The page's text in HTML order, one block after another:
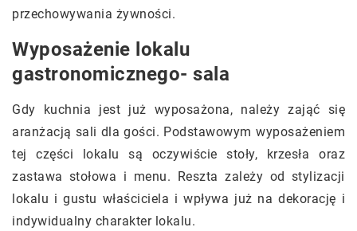
przechowywania żywności.
Wyposażenie lokalu
gastronomicznego- sala
Gdy kuchnia jest już wyposażona, należy zająć się
aranżacją sali dla gości. Podstawowym wyposażeniem
tej części lokalu są oczywiście stoły, krzesła oraz
zastawa stołowa i menu. Reszta zależy od stylizacji
lokalu i gustu właściciela i wpływa już na dekorację i
indywidualny charakter lokalu.